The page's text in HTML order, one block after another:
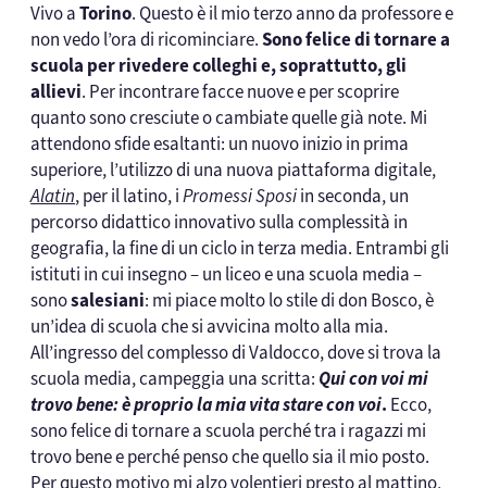
Vivo aTorino. Questo è il mio terzo anno da professore e
non vedo l’ora di ricominciare.Sono felice di tornare a
scuola per rivedere colleghi e, soprattutto, gli
allievi. Per incontrare facce nuove e per scoprire
quanto sono cresciute o cambiate quelle già note. Mi
attendono sfide esaltanti: un nuovo inizio in prima
superiore, l’utilizzo di una nuova piattaforma digitale,
Alatin, per il latino, iPromessi Sposiin seconda, un
percorso didattico innovativo sulla complessità in
geografia, la fine di un ciclo in terza media. Entrambi gli
istituti in cui insegno – un liceo e una scuola media –
sonosalesiani: mi piace molto lo stile di don Bosco, è
un’idea di scuola che si avvicina molto alla mia.
All’ingresso del complesso di Valdocco, dove si trova la
scuola media, campeggia una scritta: Qui con voi mi
trovo bene: è proprio la mia vita stare con voi. Ecco,
sono felice di tornare a scuola perché tra i ragazzi mi
trovo bene e perché penso che quello sia il mio posto.